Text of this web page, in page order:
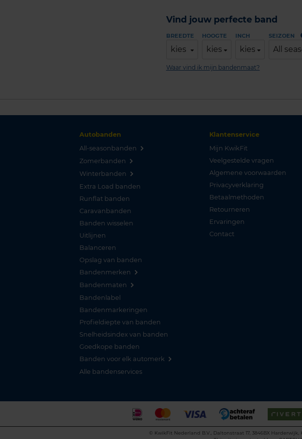
Vind jouw perfecte band
BREEDTE
kies
HOOGTE
kies
INCH
kies
SEIZOEN
All
Waar vind ik mijn bandenmaat?
Autobanden
All-seasonbanden
Zomerbanden
Winterbanden
Extra Load banden
Runflat banden
Caravanbanden
Banden wisselen
Uitlijnen
Balanceren
Opslag van banden
Bandenmerken
Bandenmaten
Bandenlabel
Bandenmarkeringen
Profieldiepte van banden
Snelheidsindex van banden
Goedkope banden
Banden voor elk automerk
Alle bandenservices
Klantenservice
Mijn KwikFit
Veelgestelde vragen
Algemene voorwaarden
Privacyverklaring
Betaalmethoden
Retourneren
Ervaringen
Contact
© KwikFit Nederland B.V., Daltonstraat 17, 3846BX Harderwijk,